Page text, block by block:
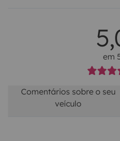
em
Comentários sobre o seu
veículo